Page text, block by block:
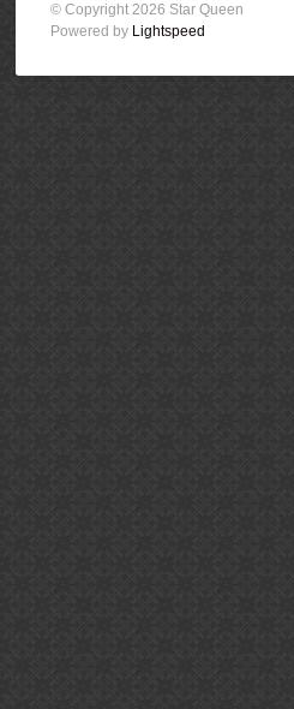
© Copyright 2026 Star Queen
Powered by Lightspeed